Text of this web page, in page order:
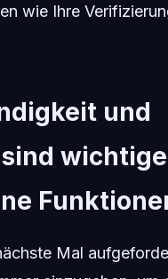
wie Ihre
und
Mal